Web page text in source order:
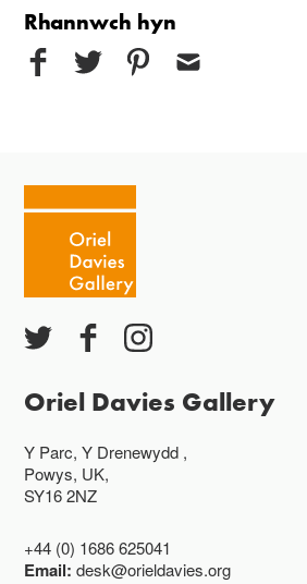
Rhannwch hyn
Oriel Davies Gallery
Y Parc, Y Drenewydd ,
Powys, UK,
SY16 2NZ
+44 (0) 1686 625041
Email:desk@orieldavies.org